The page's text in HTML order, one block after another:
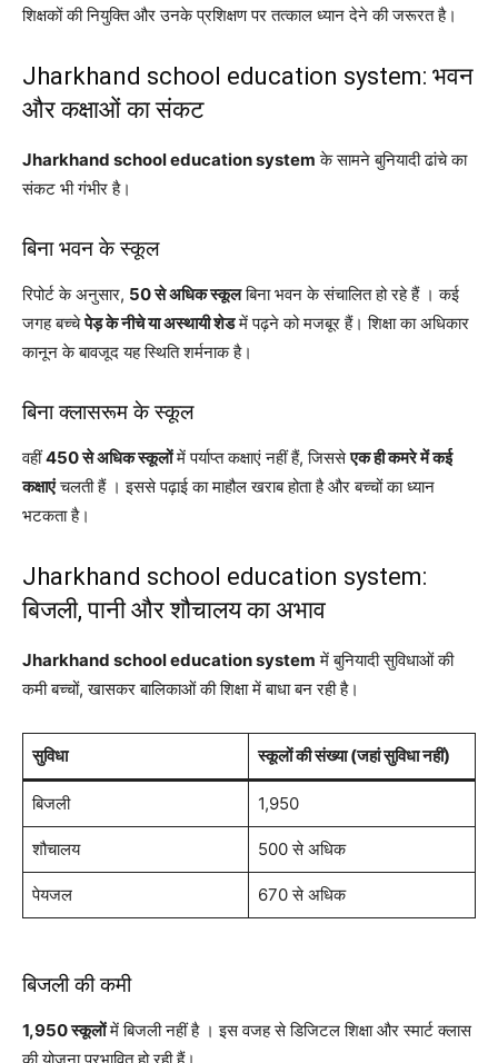
शिक्षकों की नियुक्ति और उनके प्रशिक्षण पर तत्काल ध्यान देने की जरूरत है।
Jharkhand school education system: भवन
और कक्षाओं का संकट
Jharkhand school education system के सामने बुनियादी ढांचे का
संकट भी गंभीर है।
बिना भवन के स्कूल
रिपोर्ट के अनुसार, 50 से अधिक स्कूलबिना भवन के संचालित हो रहे हैं । कई
जगह बच्चेपेड़ के नीचे या अस्थायी शेडमें पढ़ने को मजबूर हैं। शिक्षा का अधिकार
कानून के बावजूद यह स्थिति शर्मनाक है।
बिना क्लासरूम के स्कूल
वहीं450 से अधिक स्कूलोंमें पर्याप्त कक्षाएं नहीं हैं, जिससेएक ही कमरे में कई
कक्षाएंचलती हैं । इससे पढ़ाई का माहौल खराब होता है और बच्चों का ध्यान
भटकता है।
Jharkhand school education system:
बिजली, पानी और शौचालय का अभाव
Jharkhand school education system में बुनियादी सुविधाओं की
कमी बच्चों, खासकर बालिकाओं की शिक्षा में बाधा बन रही है।
सुविधा स्कूलों की संख्या (जहां सुविधा नहीं)
बिजली 1,950
शौचालय 500 से अधिक
पेयजल 670 से अधिक
बिजली की कमी
1,950 स्कूलोंमें बिजली नहीं है । इस वजह से डिजिटल शिक्षा और स्मार्ट क्लास
की योजना प्रभावित हो रही हैं।